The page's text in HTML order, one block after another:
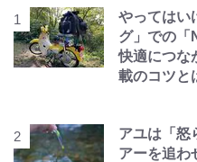
やってはい
グ」での「
快適につな
載のコツと
アユは「怒
アーを追わ